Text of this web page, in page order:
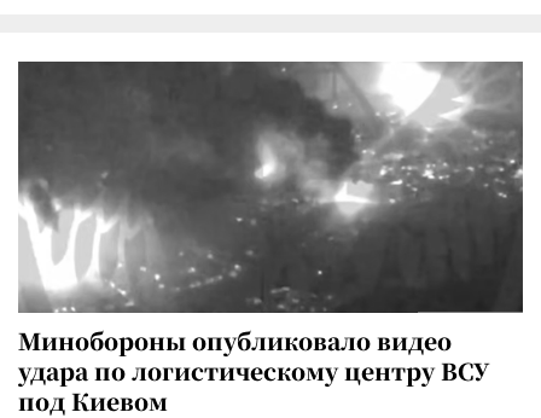
Минобороны опубликовало видео
удара по логистическому центру ВСУ
под Киевом